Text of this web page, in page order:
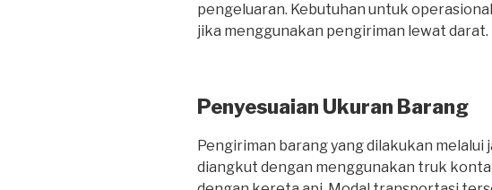
pengeluaran. Kebutuhan untuk
jika menggunakan pengiriman lewat darat.
Penyesuaian Ukuran Barang
Pengiriman barang yang dilakukan melalui
diangkut dengan menggunakan truk